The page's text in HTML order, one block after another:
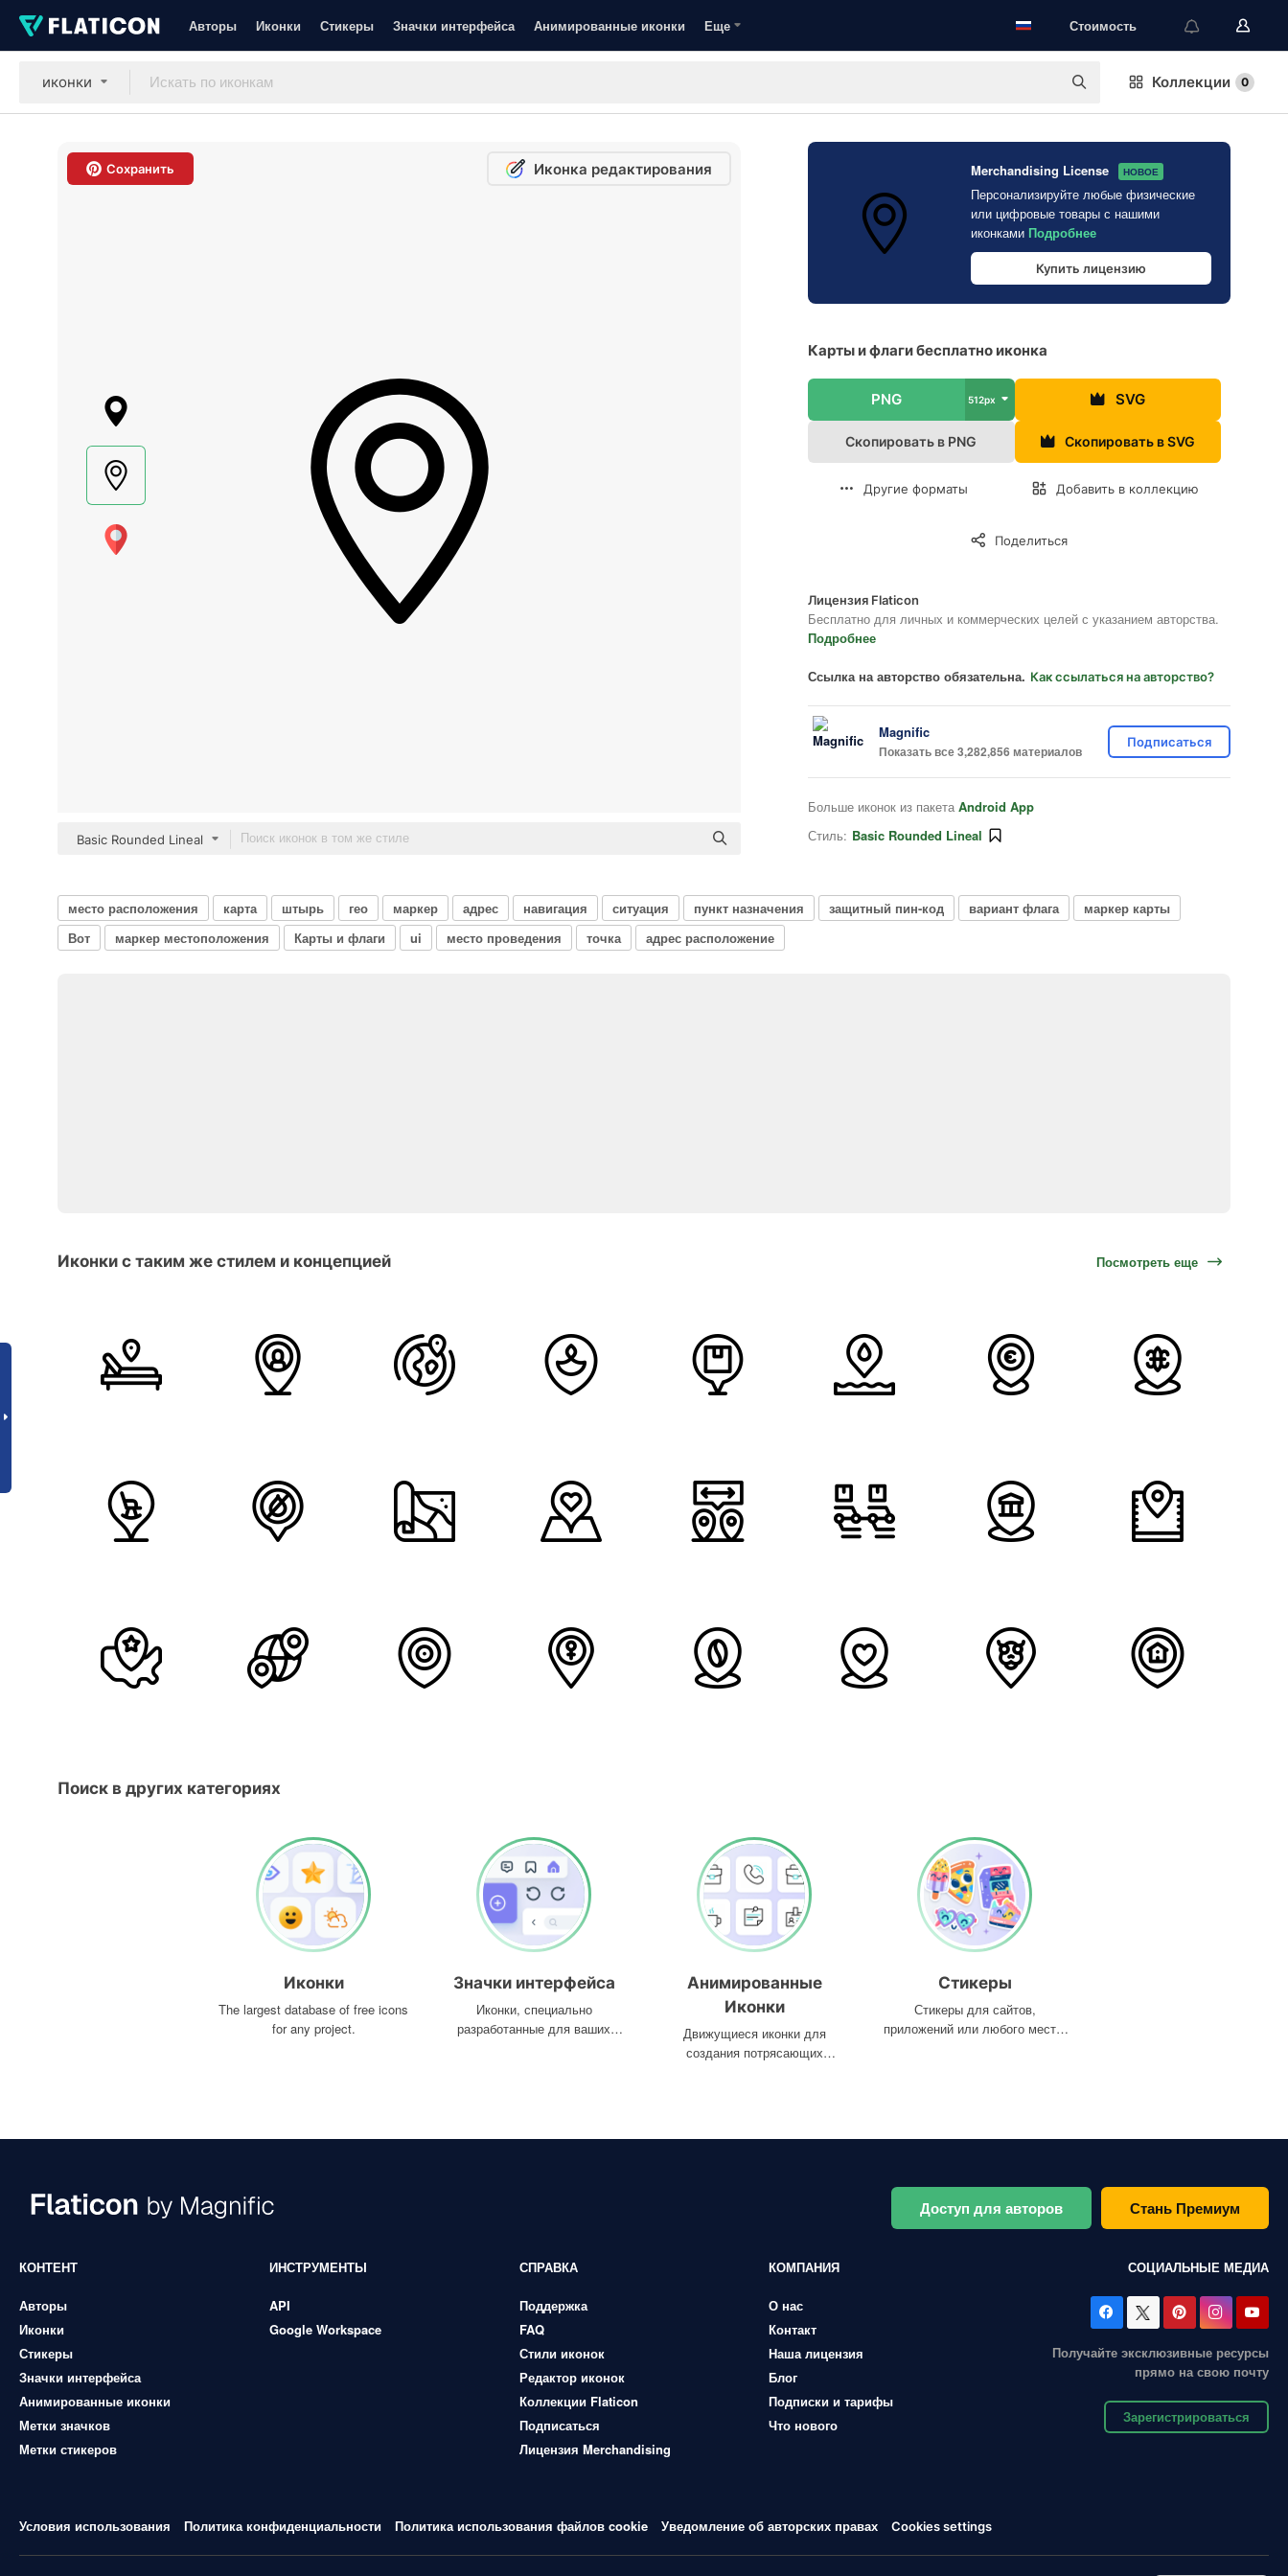
Авторы Иконки Стикеры Значки интерфейса Анимированные иконки Еще Стоимость
иконки Коллекции 0
Сохранить Иконка редактирования
Basic Rounded Lineal
Merchandising License НОВОЕ
Персонализируйте любые физические
или цифровые товары с нашими
иконками Подробнее
Купить лицензию
Карты и флаги бесплатно иконка
PNG 512px SVG
Скопировать в PNG Скопировать в SVG
Другие форматы Добавить в коллекцию
Поделиться
Лицензия Flaticon
Бесплатно для личных и коммерческих целей с указанием авторства.
Подробнее
Ссылка на авторство обязательна. Как ссылаться на авторство?
Magnific
Показать все 3,282,856 материалов
Подписаться
Больше иконок из пакета Android App
Стиль: Basic Rounded Lineal
место расположения карта штырь гео маркер адрес навигация ситуация пункт назначения защитный пин-код вариант флага
маркер карты
Вот
маркер местоположения Карты и флаги ui место проведения точка адрес расположение
Иконки с таким же стилем и концепцией Посмотреть еще
Поиск в других категориях
Иконки
The largest database of free icons
for any project.
Значки интерфейса
Иконки, специально
разработанные для ваших
Анимированные
Иконки
Движущиеся иконки для
создания потрясающих
Стикеры
Стикеры для сайтов,
приложений или любого места,
Доступ для авторов Стань Премиум
КОНТЕНТ
Авторы
Иконки
Стикеры
Значки интерфейса
Анимированные иконки
Метки значков
Метки стикеров
ИНСТРУМЕНТЫ
API
Google Workspace
СПРАВКА
Поддержка
FAQ
Стили иконок
Редактор иконок
Коллекции Flaticon
Подписаться
Лицензия Merchandising
КОМПАНИЯ
О нас
Контакт
Наша лицензия
Блог
Подписки и тарифы
Что нового
СОЦИАЛЬНЫЕ МЕДИА
Получайте эксклюзивные ресурсы
прямо на свою почту
Зарегистрироваться
Условия использования Политика конфиденциальности Политика использования файлов cookie Уведомление об авторских правах Cookies settings